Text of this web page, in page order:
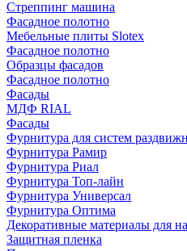
Стреппинг машина
Фасадное полотно
Мебельные плиты Slotex
Фасадное полотно
Образцы фасадов
Фасадное полотно
Фасады
МДФ RIAL
Фасады
Фурнитура для систем
Фурнитура Рамир
Фурнитура Риал
Фурнитура Топ-лайн
Фурнитура Универсал
Фурнитура Оптима
Декоративные материалы для
Защитная пленка